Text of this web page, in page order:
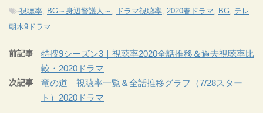
-視聴率 BG～身辺警護人～ ドラマ視聴率 2020春ドラマ BG テレ
朝木9ドラマ
前記事
特捜9シーズン3｜視聴率2020全話推移＆過去視聴率比
較・2020ドラマ
次記事
竜の道｜視聴率一覧＆全話推移グラフ（7/28スター
ト）2020ドラマ